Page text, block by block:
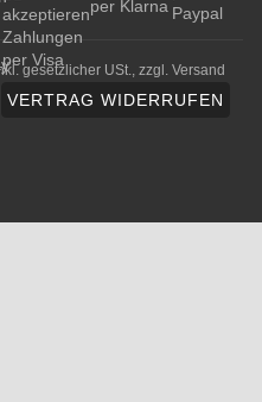
gesetzlicher USt., zzgl. Versand
VERTRAG WIDERRUFEN